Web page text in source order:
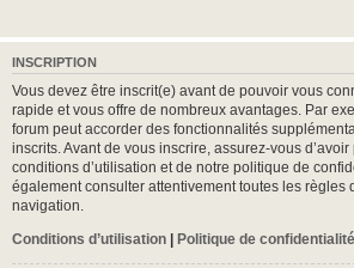
INSCRIPTION
Vous devez être inscrit(e) avant de pouvoir vous
rapide et vous offre de nombreux avantages. Par
forum peut accorder des fonctionnalités
inscrits. Avant de vous inscrire, assurez-vous
conditions d’utilisation et de notre politique de
également consulter attentivement toutes les règles
navigation.
Conditions d’utilisation | Politique de confidentialité